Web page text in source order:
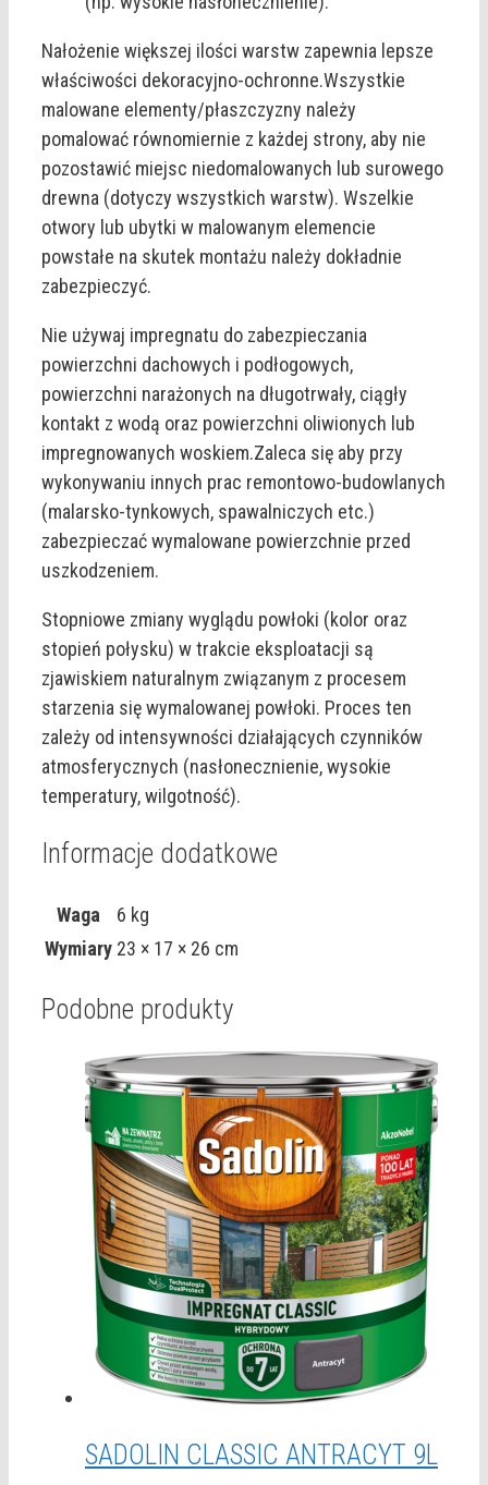
Nałożenie większej ilości warstw zapewnia lepsze
właściwości dekoracyjno-ochronne.Wszystkie
malowane elementy/płaszczyzny należy
pomalować równomiernie z każdej strony, aby nie
pozostawić miejsc niedomalowanych lub surowego
drewna (dotyczy wszystkich warstw). Wszelkie
otwory lub ubytki w malowanym elemencie
powstałe na skutek montażu należy dokładnie
zabezpieczyć.
Nie używaj impregnatu do zabezpieczania
powierzchni dachowych i podłogowych,
powierzchni narażonych na długotrwały, ciągły
kontakt z wodą oraz powierzchni oliwionych lub
impregnowanych woskiem.Zaleca się aby przy
wykonywaniu innych prac remontowo-budowlanych
(malarsko-tynkowych, spawalniczych etc.)
zabezpieczać wymalowane powierzchnie przed
uszkodzeniem.
Stopniowe zmiany wyglądu powłoki (kolor oraz
stopień połysku) w trakcie eksploatacji są
zjawiskiem naturalnym związanym z procesem
starzenia się wymalowanej powłoki. Proces ten
zależy od intensywności działających czynników
atmosferycznych (nasłonecznienie, wysokie
temperatury, wilgotność).
Informacje dodatkowe
Waga
6 kg
Wymiary 23 × 17 × 26 cm
Podobne produkty
SADOLIN CLASSIC ANTRACYT 9L